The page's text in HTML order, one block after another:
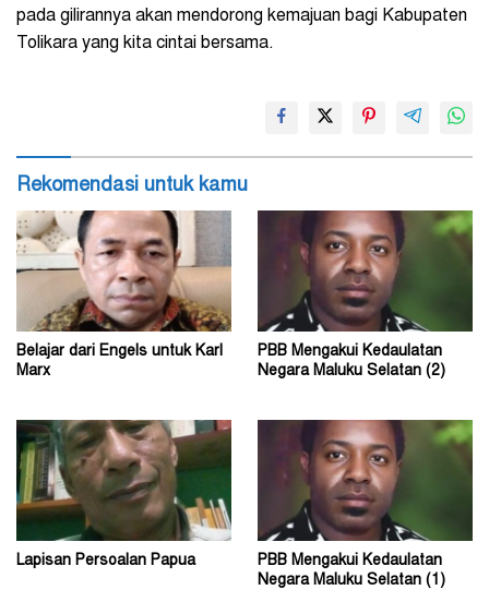
pada gilirannya akan mendorong kemajuan bagi Kabupaten
Tolikara yang kita cintai bersama.
Rekomendasi untuk kamu
Belajar dari Engels untuk Karl
Marx
PBB Mengakui Kedaulatan
Negara Maluku Selatan (2)
Lapisan Persoalan Papua
PBB Mengakui Kedaulatan
Negara Maluku Selatan (1)